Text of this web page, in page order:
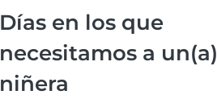
Días en los que
necesitamos a un(a)
niñera